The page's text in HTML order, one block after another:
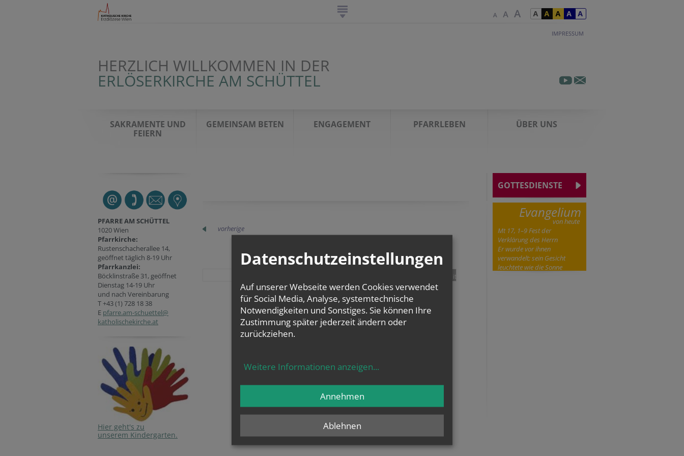
IMPRESSUM
HERZLICH WILLKOMMEN IN DER
ERLÖSERKIRCHE AM SCHÜTTEL
SAKRAMENTE UND
FEIERN
GEMEINSAM BETEN ENGAGEMENT PFARRLEBEN ÜBER UNS
PFARRE AM SCHÜTTEL
1020 Wien
Pfarrkirche:
Rustenschacherallee 14,
geöffnet täglich 8-19 Uhr
Pfarrkanzlei:
Böcklinstraße 31, geöffnet
Dienstag 14-19 Uhr
und nach Vereinbarung
T +43 (1) 728 18 38
E pfarre.am-schuettel@
katholischekirche.at
Hier geht's zu
unserem Kindergarten.
vorherige
pin it
GOTTESDIENSTE
Evangelium
von heute
Mt 17, 1–9 Fest der
Verklärung des Herrn
Er wurde vor ihnen
verwandelt; sein Gesicht
leuchtete wie die Sonne
Datenschutzeinstellungen
Auf unserer Webseite werden Cookies verwendet
für Social Media, Analyse, systemtechnische
Notwendigkeiten und Sonstiges. Sie können Ihre
Zustimmung später jederzeit ändern oder
zurückziehen.
Weitere Informationen anzeigen...
Ablehnen
Annehmen